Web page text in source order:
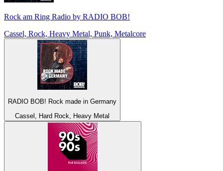
Rock am Ring Radio by RADIO BOB!
Cassel, Rock, Heavy Metal, Punk, Metalcore
RADIO BOB! Rock made in Germany
Cassel, Hard Rock, Heavy Metal